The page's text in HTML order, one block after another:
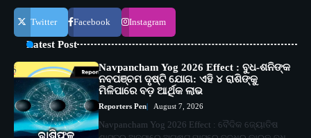
Twitter Facebook Instagram
Latest Post
Navpancham Yog 2026 Effect : ବୁଧ-ଶନିଙ୍କ
ନବପଞ୍ଚମ ଦୃଷ୍ଟି ଯୋଗ: ଏହି ୪ ରାଶିଙ୍କୁ
ମିଳିପାରେ ବଡ଼ ଆର୍ଥିକ ଲାଭ
Reporters Pen August 7, 2026
Navpancham Yog 2026 Effect : ବୈଦିକ ଜ୍ୟୋତିଷ